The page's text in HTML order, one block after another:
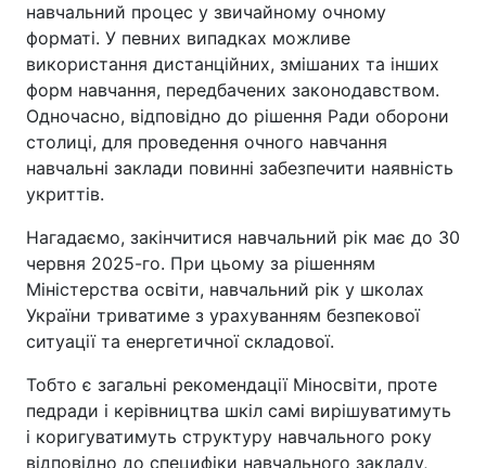
навчальний процес у звичайному очному
форматі. У певних випадках можливе
використання дистанційних, змішаних та інших
форм навчання, передбачених законодавством.
Одночасно, відповідно до рішення Ради оборони
столиці, для проведення очного навчання
навчальні заклади повинні забезпечити наявність
укриттів.
Нагадаємо, закінчитися навчальний рік має до 30
червня 2025-го. При цьому за рішенням
Міністерства освіти, навчальний рік у школах
України триватиме з урахуванням безпекової
ситуації та енергетичної складової.
Тобто є загальні рекомендації Міносвіти, проте
педради і керівництва шкіл самі вирішуватимуть
і коригуватимуть структуру навчального року
відповідно до специфіки навчального закладу,